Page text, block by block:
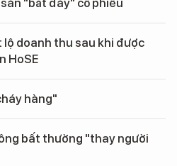
"bắt đáy" cổ phiếu
lộ doanh thu sau khi được
HoSE
hàng"
bất thường "thay người